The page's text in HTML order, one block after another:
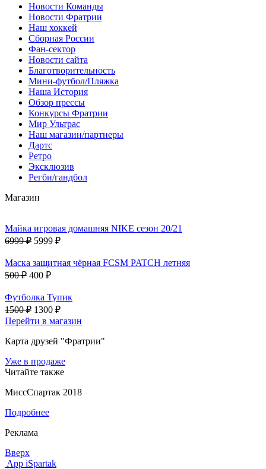
Новости Команды
Новости Фратрии
Наш хоккей
Сборная России
Фан-cектор
Новости сайта
Благотворительность
Мини-футбол/Пляжка
Наша История
Обзор прессы
Конкурсы Фратрии
Мир Ультрас
Наш магазин/партнеры
Дартс
Ретро
Эксклюзив
Регби/гандбол
Магазин
Майка игровая домашняя NIKE сезон 20/21
6999 ₽ 5999 ₽
Маска защитная чёрная FCSM PATCH летняя
500 ₽ 400 ₽
Футболка Тупик
1500 ₽ 1300 ₽
Перейти в магазин
Карта друзей "Фратрии"
Уже в продаже
Читайте также
МиссСпартак 2018
Подробнее
Реклама
Вверх
App iSpartak